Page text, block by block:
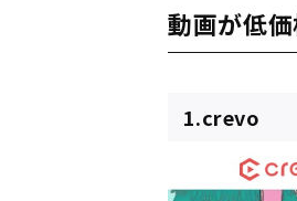
動画が低
1.crevo